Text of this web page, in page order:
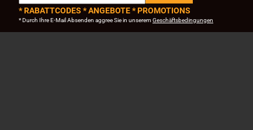
* RABATTCODES * ANGEBOTE * PROMOTIONS
* Durch Ihre E-Mail Absenden aggree Sie in unserem Geschäftsbedingungen